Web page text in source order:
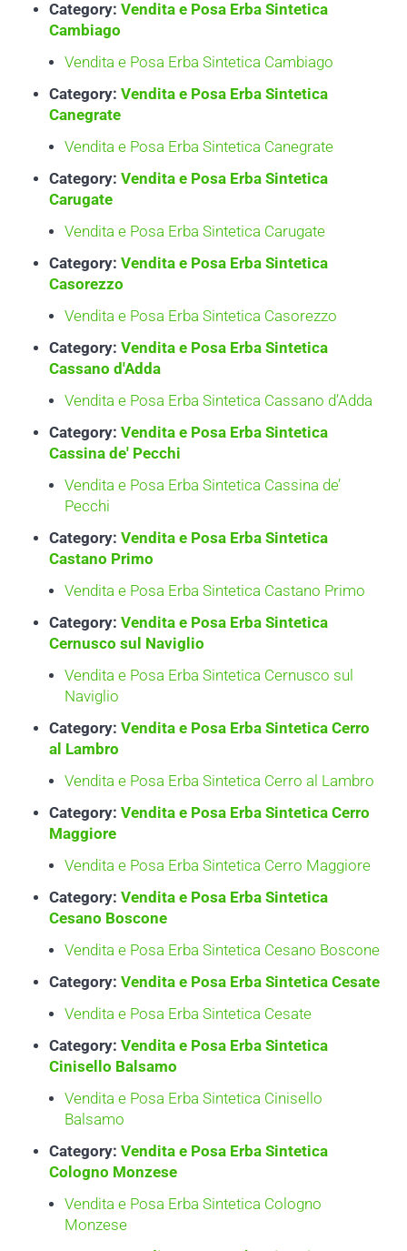
Category:Vendita e Posa Erba Sintetica
Cambiago
Vendita e Posa Erba Sintetica Cambiago
Category:Vendita e Posa Erba Sintetica
Canegrate
Vendita e Posa Erba Sintetica Canegrate
Category:Vendita e Posa Erba Sintetica
Carugate
Vendita e Posa Erba Sintetica Carugate
Category:Vendita e Posa Erba Sintetica
Casorezzo
Vendita e Posa Erba Sintetica Casorezzo
Category:Vendita e Posa Erba Sintetica
Cassano d'Adda
Vendita e Posa Erba Sintetica Cassano d’Adda
Category:Vendita e Posa Erba Sintetica
Cassina de' Pecchi
Vendita e Posa Erba Sintetica Cassina de’
Pecchi
Category:Vendita e Posa Erba Sintetica
Castano Primo
Vendita e Posa Erba Sintetica Castano Primo
Category:Vendita e Posa Erba Sintetica
Cernusco sul Naviglio
Vendita e Posa Erba Sintetica Cernusco sul
Naviglio
Category:Vendita e Posa Erba Sintetica Cerro
al Lambro
Vendita e Posa Erba Sintetica Cerro al Lambro
Category:Vendita e Posa Erba Sintetica Cerro
Maggiore
Vendita e Posa Erba Sintetica Cerro Maggiore
Category:Vendita e Posa Erba Sintetica
Cesano Boscone
Vendita e Posa Erba Sintetica Cesano Boscone
Category:Vendita e Posa Erba Sintetica Cesate
Vendita e Posa Erba Sintetica Cesate
Category:Vendita e Posa Erba Sintetica
Cinisello Balsamo
Vendita e Posa Erba Sintetica Cinisello
Balsamo
Category:Vendita e Posa Erba Sintetica
Cologno Monzese
Vendita e Posa Erba Sintetica Cologno
Monzese